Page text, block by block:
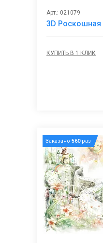
Арт.: 021079
3D Роскошная
КУПИТЬ В 1 КЛИК
Заказано 560раз